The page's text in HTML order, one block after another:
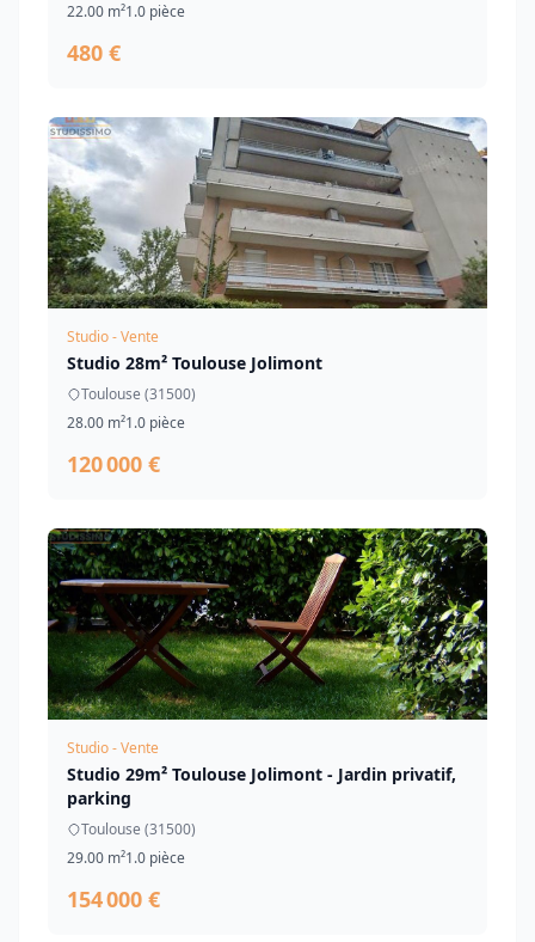
22.00 m²1.0 pièce
480 €
Studio - Vente
Studio 28m² Toulouse Jolimont
Toulouse (31500)
28.00 m²1.0 pièce
120 000 €
Studio - Vente
Studio 29m² Toulouse Jolimont - Jardin privatif,
parking
Toulouse (31500)
29.00 m²1.0 pièce
154 000 €